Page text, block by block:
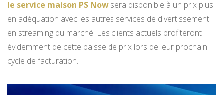
le service maison PS Now sera disponible à un prix plus
en adéquation avec les autres services de divertissement
en streaming du marché. Les clients actuels profiteront
évidemment de cette baisse de prix lors de leur prochain
cycle de facturation.